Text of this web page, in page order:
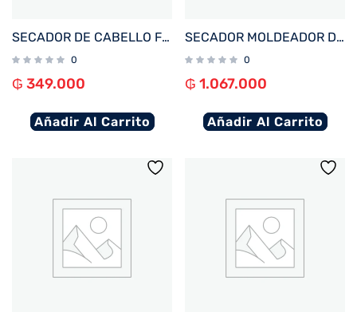
SECADOR DE CABELLO FTX SUPERSONIC X 1700W 220V LILA
0
₲ 349.000
Añadir Al Carrito
SECADOR MOLDEADOR DE PELO FTX MULTISTYLER 6EN1 1600W 220V LILA HS2-601
0
₲ 1.067.000
Añadir Al Carrito